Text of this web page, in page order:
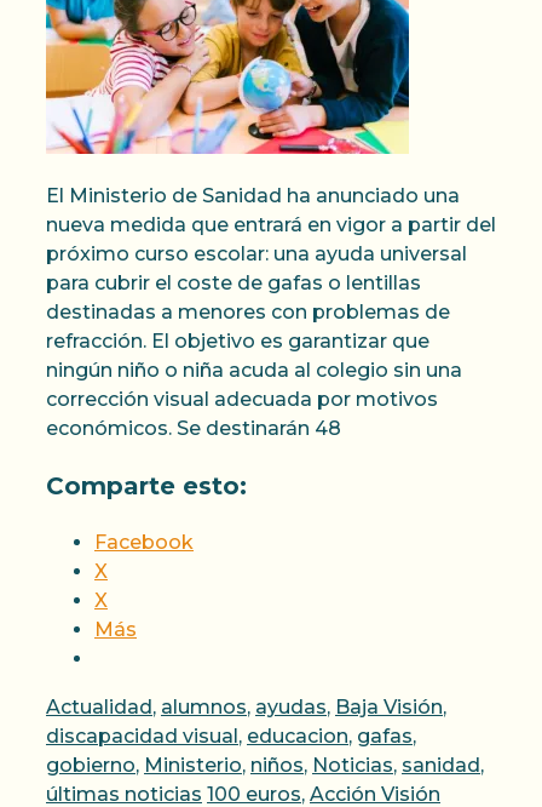
El Ministerio de Sanidad ha anunciado una
nueva medida que entrará en vigor a partir del
próximo curso escolar: una ayuda universal
para cubrir el coste de gafas o lentillas
destinadas a menores con problemas de
refracción. El objetivo es garantizar que
ningún niño o niña acuda al colegio sin una
corrección visual adecuada por motivos
económicos. Se destinarán 48
Comparte esto:
Facebook
X
X
Más
Categorías
Actualidad, alumnos, ayudas, Baja Visión,
discapacidad visual, educacion, gafas,
gobierno, Ministerio, niños, Noticias, sanidad,
últimas noticias Etiquetas
100 euros, Acción Visión